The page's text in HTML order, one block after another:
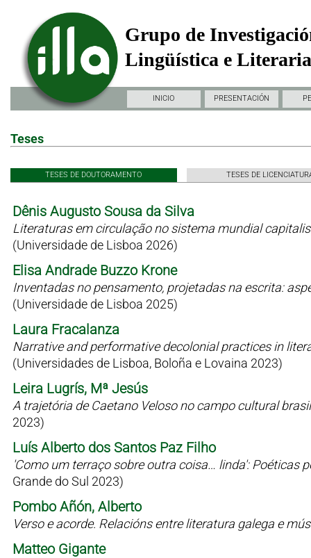
Grupo de
Lingüística e
INICIO PRESENTACIÓN
Teses
TESES DE DOUTORAMENTO TESES DE
Dênis Augusto Sousa da Silva
Literaturas em circulação no sistema mundial
(Universidade de Lisboa 2026)
Elisa Andrade Buzzo Krone
Inventadas no pensamento, projetadas na escrita:
(Universidade de Lisboa 2025)
Laura Fracalanza
Narrative and performative decolonial practices in
(Universidades de Lisboa, Boloña e Lovaina 2023)
Leira Lugrís, Mª Jesús
A trajetória de Caetano Veloso no campo cultural
2023)
Luís Alberto dos Santos Paz Filho
'Como um terraço sobre outra coisa… linda': Poéticas
Grande do Sul 2023)
Pombo Añón, Alberto
Verso e acorde. Relacións entre literatura galega e
Matteo Gigante